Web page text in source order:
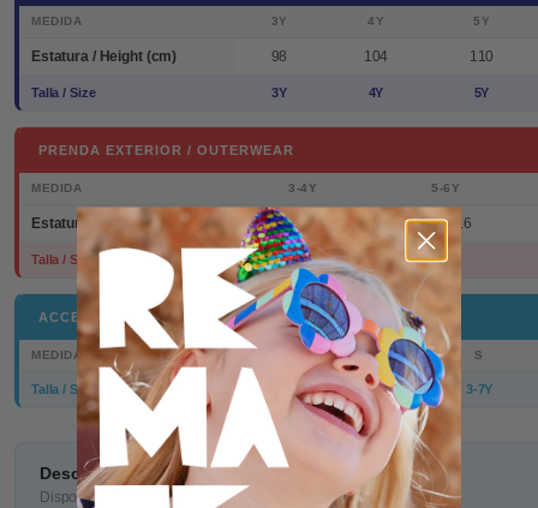
MEDIDA 3Y 4Y 5Y
Estatura / Height (cm) 98 104 110
Talla / Size 3Y 4Y 5Y
PRENDA EXTERIOR / OUTERWEAR
MEDIDA 3-4Y 5-6Y
Estatura / Height (cm) 98/104 110/116
Talla / Size 3-4Y 5-6Y
ACCESORIOS / ACCESSORIES
MEDIDA S
Talla / Size 3-7Y
Descarga la guía de tallas en PDF
Disponible para imprimir o guardar en tu dispositivo